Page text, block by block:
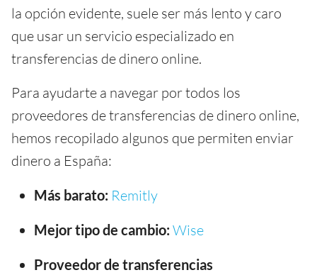
la opción evidente, suele ser más lento y caro
que usar un servicio especializado en
transferencias de dinero online.
Para ayudarte a navegar por todos los
proveedores de transferencias de dinero online,
hemos recopilado algunos que permiten enviar
dinero a España:
Más barato: Remitly
Mejor tipo de cambio: Wise
Proveedor de transferencias